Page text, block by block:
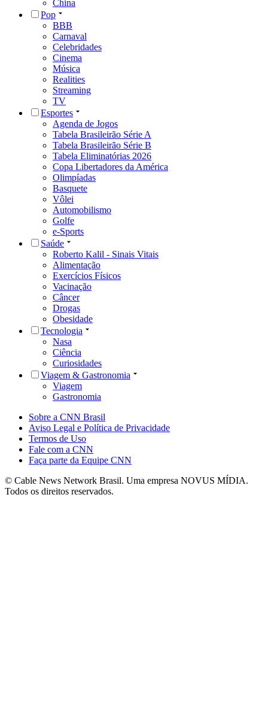
China
Pop
BBB
Carnaval
Celebridades
Cinema
Música
Realities
Streaming
TV
Esportes
Agenda de Jogos
Tabela Brasileirão Série A
Tabela Brasileirão Série B
Tabela Eliminatórias 2026
Copa Libertadores da América
Olimpíadas
Basquete
Vôlei
Automobilismo
Golfe
e-Sports
Saúde
Roberto Kalil - Sinais Vitais
Alimentação
Exercícios Físicos
Vacinação
Câncer
Drogas
Obesidade
Tecnologia
Nasa
Ciência
Curiosidades
Viagem & Gastronomia
Viagem
Gastronomia
Sobre a CNN Brasil
Aviso Legal e Política de Privacidade
Termos de Uso
Fale com a CNN
Faça parte da Equipe CNN
© Cable News Network Brasil. Uma empresa NOVUS MÍDIA.
Todos os direitos reservados.